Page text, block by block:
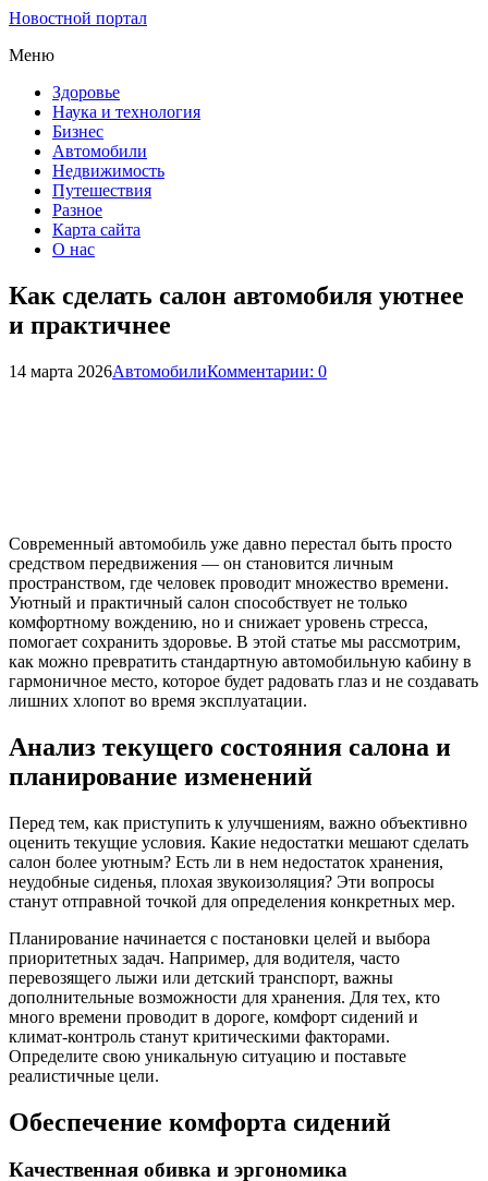
Новостной портал
Меню
Здоровье
Наука и технология
Бизнес
Автомобили
Недвижимость
Путешествия
Разное
Карта сайта
О нас
Как сделать салон автомобиля уютнее
и практичнее
14 марта 2026АвтомобилиКомментарии: 0
Современный автомобиль уже давно перестал быть просто
средством передвижения — он становится личным
пространством, где человек проводит множество времени.
Уютный и практичный салон способствует не только
комфортному вождению, но и снижает уровень стресса,
помогает сохранить здоровье. В этой статье мы рассмотрим,
как можно превратить стандартную автомобильную кабину в
гармоничное место, которое будет радовать глаз и не создавать
лишних хлопот во время эксплуатации.
Анализ текущего состояния салона и
планирование изменений
Перед тем, как приступить к улучшениям, важно объективно
оценить текущие условия. Какие недостатки мешают сделать
салон более уютным? Есть ли в нем недостаток хранения,
неудобные сиденья, плохая звукоизоляция? Эти вопросы
станут отправной точкой для определения конкретных мер.
Планирование начинается с постановки целей и выбора
приоритетных задач. Например, для водителя, часто
перевозящего лыжи или детский транспорт, важны
дополнительные возможности для хранения. Для тех, кто
много времени проводит в дороге, комфорт сидений и
климат-контроль станут критическими факторами.
Определите свою уникальную ситуацию и поставьте
реалистичные цели.
Обеспечение комфорта сидений
Качественная обивка и эргономика